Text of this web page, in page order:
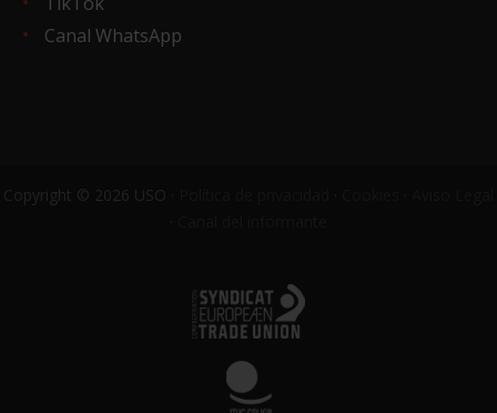
Canal WhatsApp
Copyright © 2026 USO ·